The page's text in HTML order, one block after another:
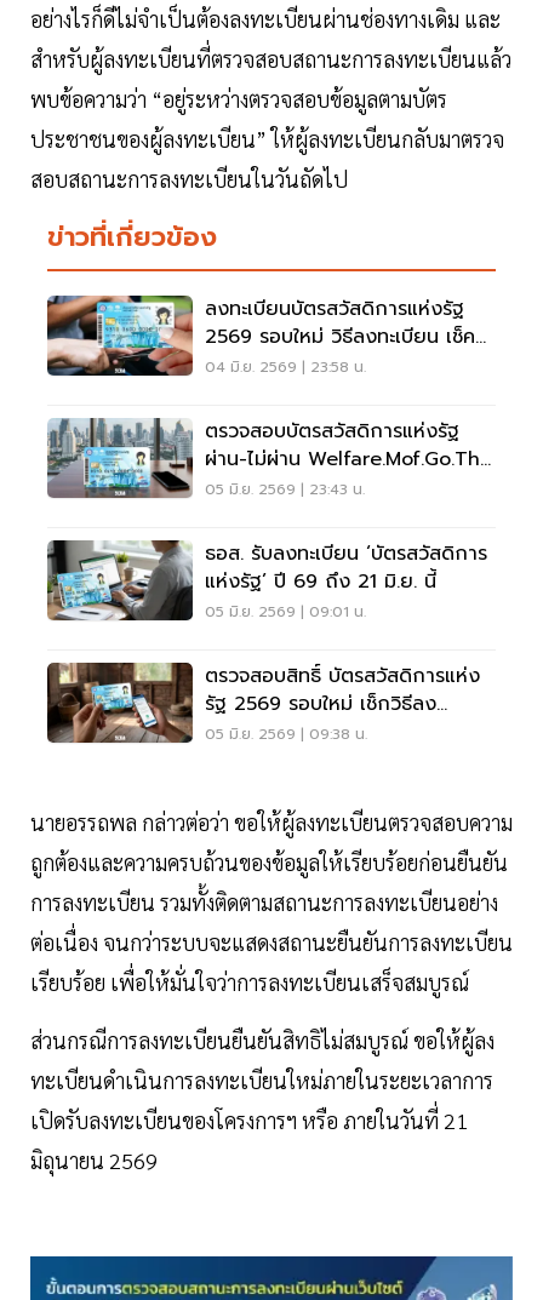
อย่างไรก็ดีไม่จำเป็นต้องลงทะเบียนผ่านช่องทางเดิม และ
สำหรับผู้ลงทะเบียนที่ตรวจสอบสถานะการลงทะเบียนแล้ว
พบข้อความว่า “อยู่ระหว่างตรวจสอบข้อมูลตามบัตร
ประชาชนของผู้ลงทะเบียน” ให้ผู้ลงทะเบียนกลับมาตรวจ
สอบสถานะการลงทะเบียนในวันถัดไป
ข่าวที่เกี่ยวข้อง
ลงทะเบียนบัตรสวัสดิการแห่งรัฐ
2569 รอบใหม่ วิธีลงทะเบียน เช็ค
สิทธิประโยชน์ที่นี่
04 มิ.ย. 2569 | 23:58 น.
ตรวจสอบบัตรสวัสดิการแห่งรัฐ
ผ่าน-ไม่ผ่าน Welfare.mof.go.th
แบบไหนได้สิทธิไปต่อ
05 มิ.ย. 2569 | 23:43 น.
ธอส. รับลงทะเบียน ‘บัตรสวัสดิการ
แห่งรัฐ’ ปี 69 ถึง 21 มิ.ย. นี้
05 มิ.ย. 2569 | 09:01 น.
ตรวจสอบสิทธิ์ บัตรสวัสดิการแห่ง
รัฐ 2569 รอบใหม่ เช็กวิธีลง
ทะเบียน
05 มิ.ย. 2569 | 09:38 น.
นายอรรถพล กล่าวต่อว่า ขอให้ผู้ลงทะเบียนตรวจสอบความ
ถูกต้องและความครบถ้วนของข้อมูลให้เรียบร้อยก่อนยืนยัน
การลงทะเบียน รวมทั้งติดตามสถานะการลงทะเบียนอย่าง
ต่อเนื่อง จนกว่าระบบจะแสดงสถานะยืนยันการลงทะเบียน
เรียบร้อย เพื่อให้มั่นใจว่าการลงทะเบียนเสร็จสมบูรณ์
ส่วนกรณีการลงทะเบียนยืนยันสิทธิไม่สมบูรณ์ ขอให้ผู้ลง
ทะเบียนดำเนินการลงทะเบียนใหม่ภายในระยะเวลาการ
เปิดรับลงทะเบียนของโครงการฯ หรือ ภายในวันที่ 21
มิถุนายน 2569